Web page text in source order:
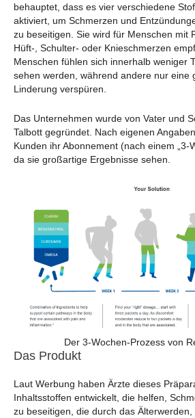
behauptet, dass es vier verschiedene
aktiviert, um Schmerzen und
zu beseitigen. Sie wird für Menschen mit
Hüft-, Schulter- oder Knieschmerzen
Menschen fühlen sich innerhalb weniger
sehen werden, während andere nur eine
Linderung verspüren.
Das Unternehmen wurde von Vater und
Talbott gegründet. Nach eigenen
Kunden ihr Abonnement (nach einem „3-
da sie großartige Ergebnisse sehen.
Der 3-Wochen-Prozess von
Das Produkt
Laut Werbung haben Ärzte dieses
Inhaltsstoffen entwickelt, die helfen,
zu beseitigen, die durch das